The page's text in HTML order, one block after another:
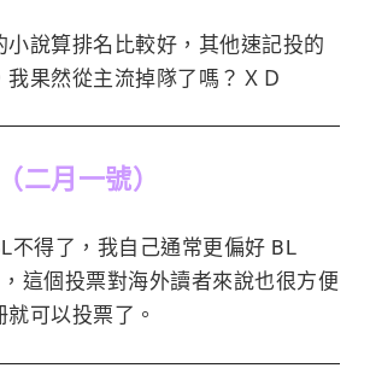
小說算排名比較好，其他速記投的
我果然從主流掉隊了嗎？ＸＤ
二月一號）
不得了，我自己通常更偏好 BL
這個投票對海外讀者來說也很方便
可以投票了。